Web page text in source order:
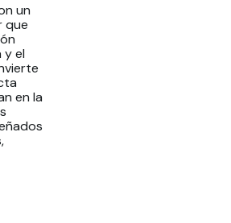
un
que
y el
en la